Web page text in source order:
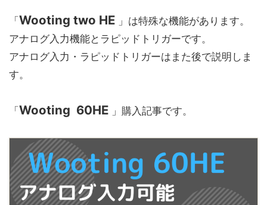
「 Wooting two HE 」は特殊な機能があります。
アナログ入力機能とラピッドトリガーです。
アナログ入力・ラピッドトリガーはまた後で説明しま
す。
「 Wooting 60HE 」購入記事です。